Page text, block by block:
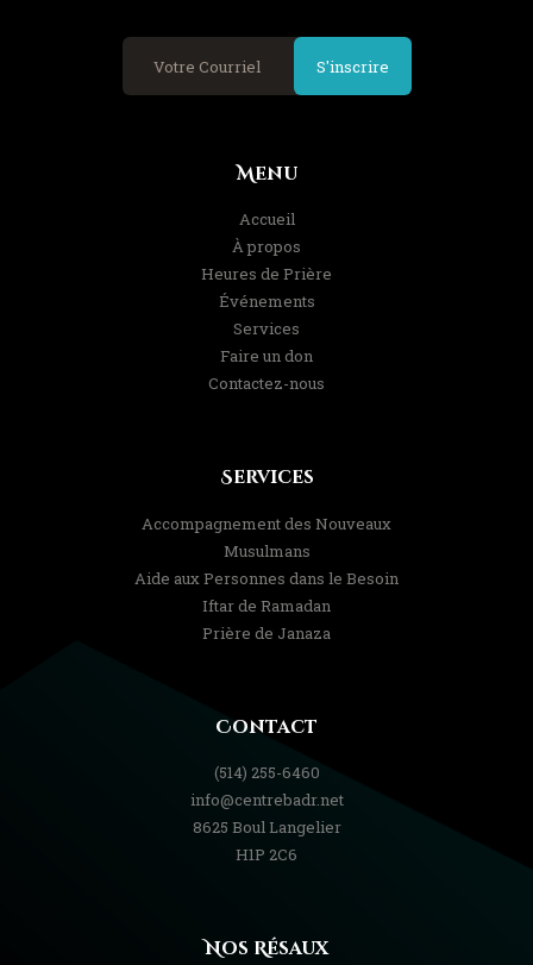
S'inscrire
Menu
Accueil
À propos
Heures de Prière
Événements
Services
Faire un don
Contactez-nous
Services
Accompagnement des Nouveaux
Musulmans
Aide aux Personnes dans le Besoin
Iftar de Ramadan
Prière de Janaza
Contact
(514) 255-6460
info@centrebadr.net
8625 Boul Langelier
H1P 2C6
Nos Résaux